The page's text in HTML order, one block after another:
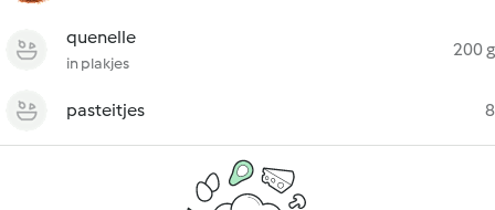
quenelle
in plakjes
200 g
pasteitjes 8